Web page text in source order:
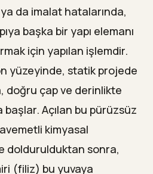
da imalat hatalarında,
başka bir yapı elemanı
için yapılan işlemdir.
yüzeyinde, statik projede
doğru çap ve derinlikte
başlar. Açılan bu pürüzsüz
kimyasal
doldurulduktan sonra,
(filiz) bu yuvaya